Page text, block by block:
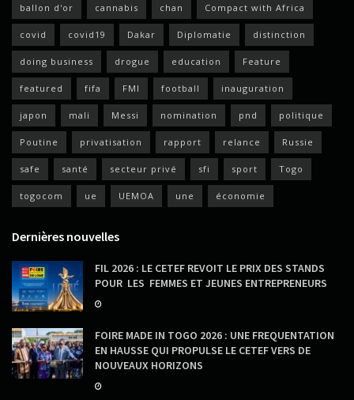
ballon d'or cannabis chan Compact with Africa
covid covid19 Dakar Diplomatie distinction
doing business drogue education Feature
featured fifa FMI football inauguration
japon mali Messi nomination pnd politique
Poutine privatisation rapport relance Russie
safe santé secteur privé sfi sport Togo
togocom ue UEMOA une économie
Dernières nouvelles
FIL 2026 : LE CETEF REVOIT LE PRIX DES STANDS
POUR LES FEMMES ET JEUNES ENTREPRENEURS
FOIRE MADE IN TOGO 2026 : UNE FREQUENTATION
EN HAUSSE QUI PROPULSE LE CETEF VERS DE
NOUVEAUX HORIZONS